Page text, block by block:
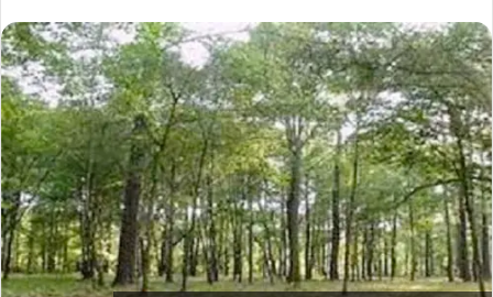
س
ل
ب
ر
ي
د
ا
إ
ل
ك